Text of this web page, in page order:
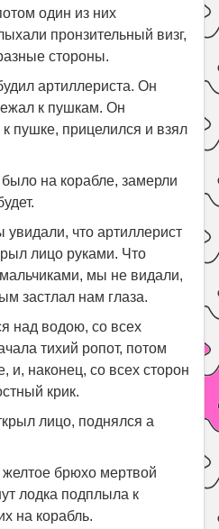
один из них
пронзительный визг,
стороны.
артиллериста. Он
к пушкам. Он
пушке, прицелился и взял
на корабле, замерли
что артиллерист
лицо руками. Что
мы не видали,
застлал нам глаза.
над водою, со всех
тихий ропот, потом
и, наконец, со всех сторон
крик.
лицо, поднялся а
брюхо мертвой
лодка подплыла к
на корабль.